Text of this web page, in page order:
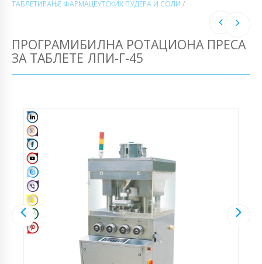
ТАБЛЕТИРАЊЕ ФАРМАЦЕУТСКИХ ПУДЕРА И СОЛИ /
ПРОГРАМИБИЛНА РОТАЦИОНА ПРЕСА
ЗА ТАБЛЕТЕ ЛПИ-Г-45